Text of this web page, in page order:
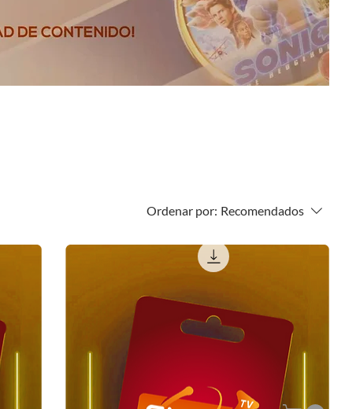
Ordenar por: Recomendados